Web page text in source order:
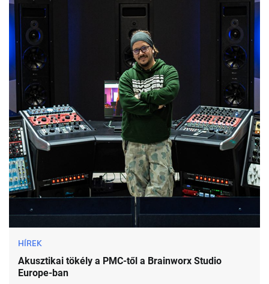
HÍREK
Akusztikai tökély a PMC-től a Brainworx Studio
Europe-ban